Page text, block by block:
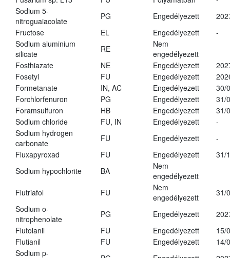
Sodium 5-
nitroguaiacolate
PG Engedélyezett
Fructose
EL Engedélyezett
-
Sodium aluminium
silicate
RE
Nem
engedélyezett
Fosthiazate
NE Engedélyezett
Fosetyl
FU Engedélyezett
Formetanate
IN, AC Engedélyezett
30/
Forchlorfenuron
PG Engedélyezett
31/
Foramsulfuron
HB Engedélyezett
31/
Sodium chloride
FU, IN Engedélyezett
-
Sodium hydrogen
carbonate
FU Engedélyezett
-
Fluxapyroxad
FU Engedélyezett
31/
Sodium hypochlorite
BA
Nem
engedélyezett
Flutriafol
FU
Nem
engedélyezett
31/
Sodium o-
nitrophenolate
PG Engedélyezett
Flutolanil
FU Engedélyezett
15/
Flutianil
FU Engedélyezett
14/
Sodium p-